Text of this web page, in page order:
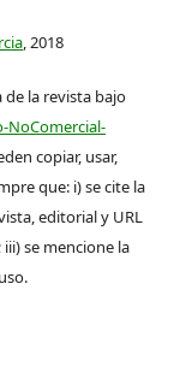
, 2018
de la revista bajo
NoComercial-
copiar, usar,
que: i) se cite la
editorial y URL
se mencione la